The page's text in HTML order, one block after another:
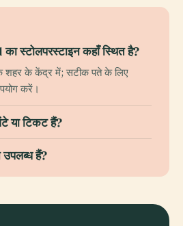
स्टोलपरस्टाइन कहाँ स्थित है?
शहर के केंद्र में; सटीक पते के लिए
करें।
या टिकट हैं?
उपलब्ध हैं?